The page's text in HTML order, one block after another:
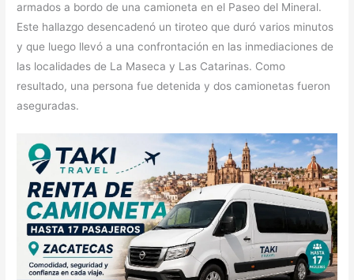
armados a bordo de una camioneta en el Paseo del Mineral.
Este hallazgo desencadenó un tiroteo que duró varios minutos
y que luego llevó a una confrontación en las inmediaciones de
las localidades de La Maseca y Las Catarinas. Como
resultado, una persona fue detenida y dos camionetas fueron
aseguradas.